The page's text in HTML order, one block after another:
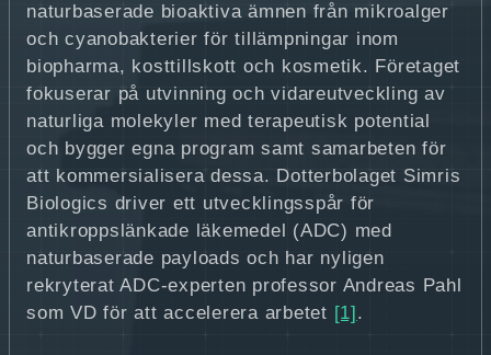
naturbaserade bioaktiva ämnen från mikroalger
och cyanobakterier för tillämpningar inom
biopharma, kosttillskott och kosmetik. Företaget
fokuserar på utvinning och vidareutveckling av
naturliga molekyler med terapeutisk potential
och bygger egna program samt samarbeten för
att kommersialisera dessa. Dotterbolaget Simris
Biologics driver ett utvecklingsspår för
antikroppslänkade läkemedel (ADC) med
naturbaserade payloads och har nyligen
rekryterat ADC‑experten professor Andreas Pahl
som VD för att accelerera arbetet [1] .